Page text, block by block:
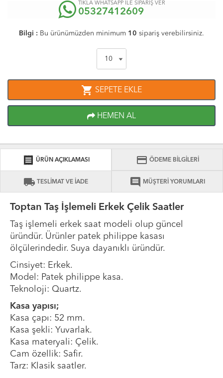
TIKLA WHATSAPP İLE SİPARİŞ VER
05327412609
Bilgi : Bu ürünümüzden minimum 10 sipariş verebilirsiniz.
shopping_cart SEPETE EKLE
HEMEN AL
receipt ÜRÜN AÇIKLAMASI credit_card ÖDEME BİLGİLERİ
local_shipping TESLİMAT VE İADE comment MÜŞTERİ YORUMLARI
Toptan Taş İşlemeli Erkek Çelik Saatler
Taş işlemeli erkek saat modeli olup güncel
üründür. Ürünler patek philippe kasası
ölçülerindedir. Suya dayanıklı üründür.
Cinsiyet: Erkek.
Model: Patek philippe kasa.
Teknoloji: Quartz.
Kasa yapısı;
Kasa çapı: 52 mm.
Kasa şekli: Yuvarlak.
Kasa materyali: Çelik.
Cam özellik: Safir.
Tarz: Klasik saatler.